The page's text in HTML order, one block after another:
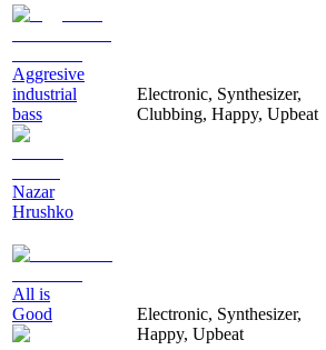
Aggresive
industrial
bass
Nazar
Hrushko
Electronic, Synthesizer,
Clubbing, Happy, Upbeat
All is
Good
Electronic, Synthesizer,
Happy, Upbeat